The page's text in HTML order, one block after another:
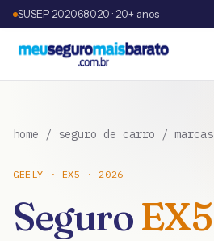
SUSEP 202068020 · 20+ anos
home / seguro de carro / marcas
GEELY · EX5 · 2026
SeguroEX5